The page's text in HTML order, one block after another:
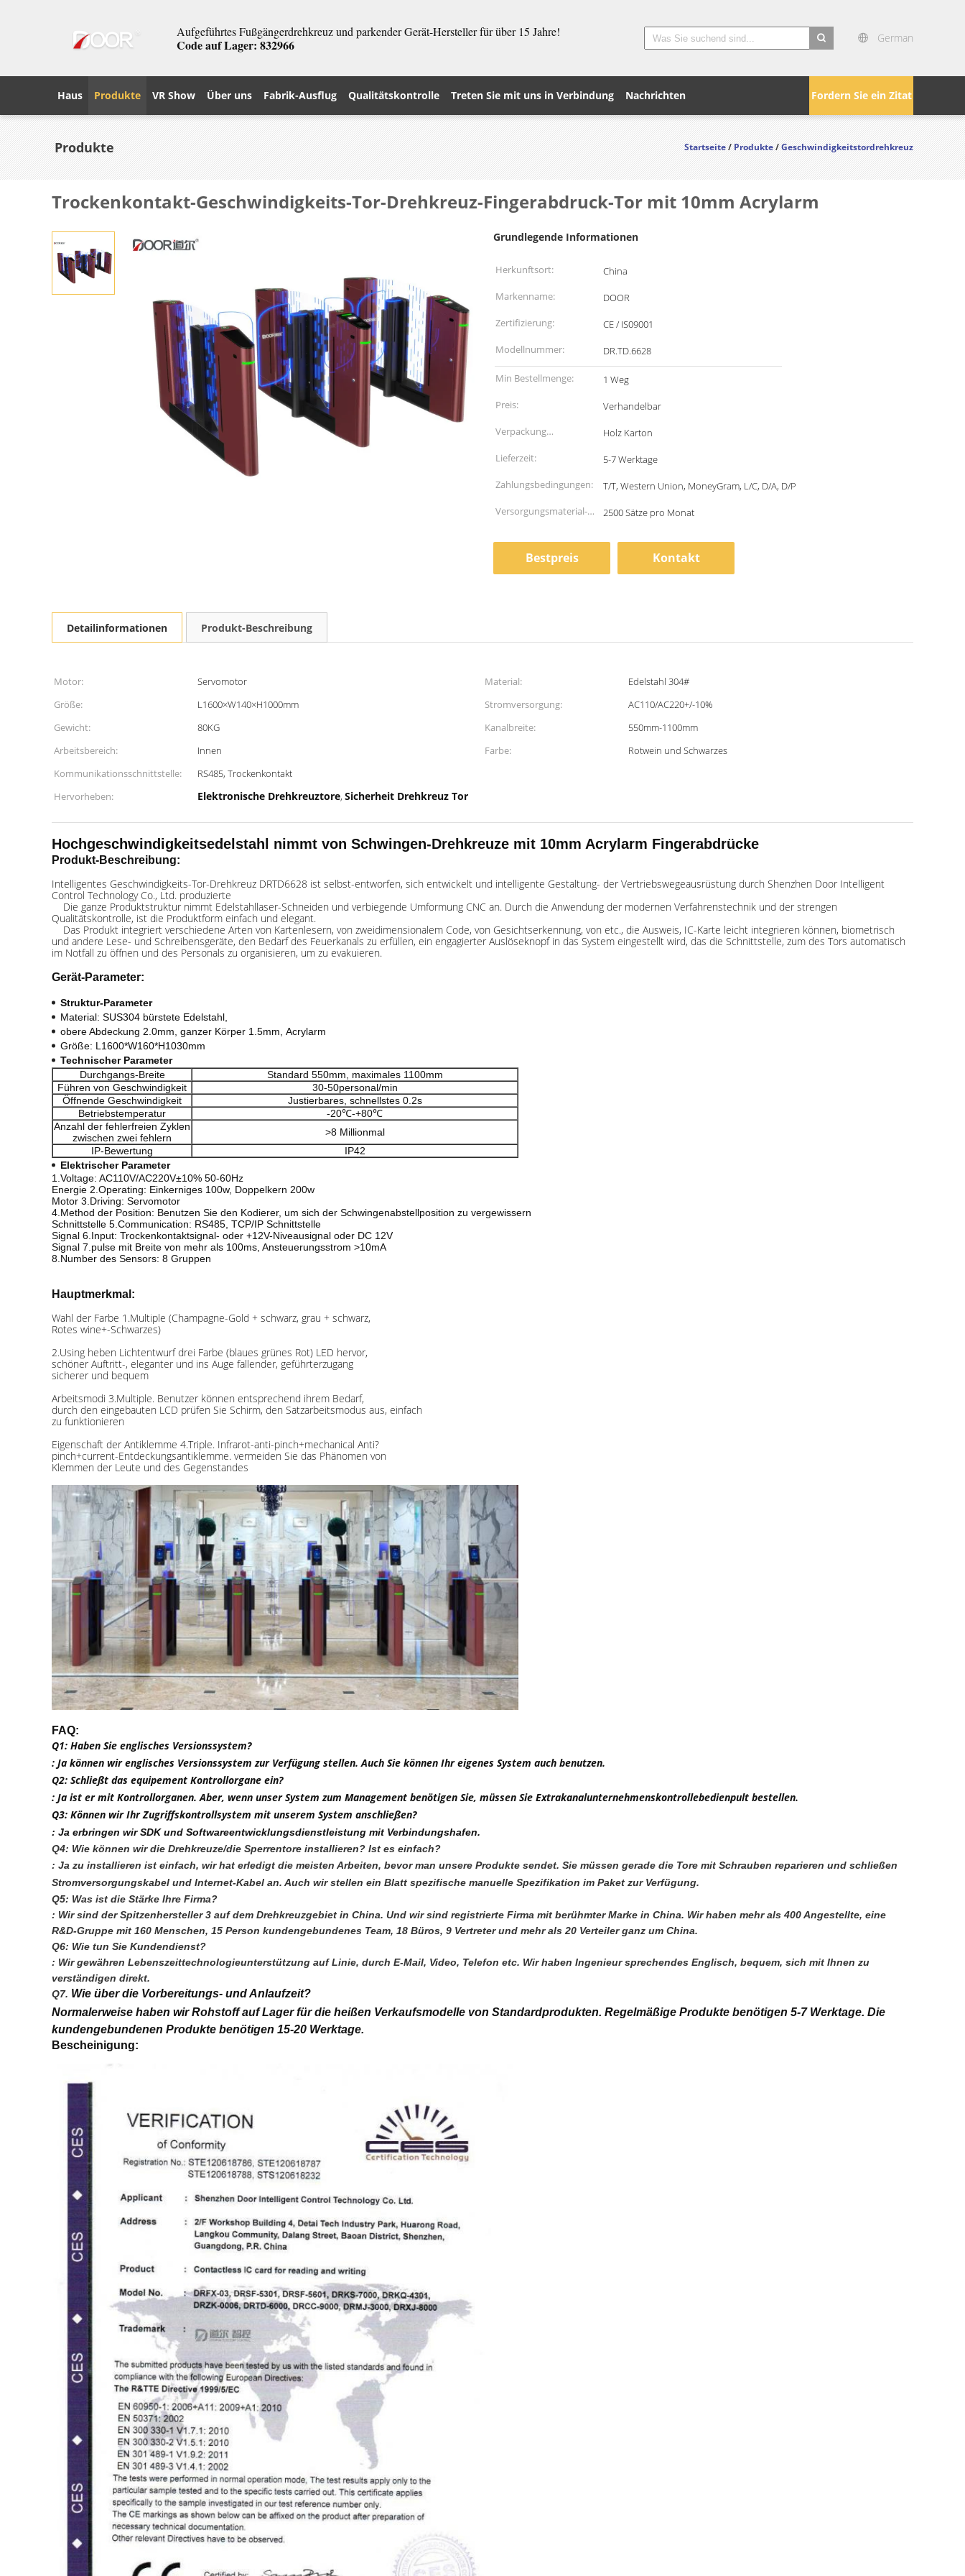
Aufgeführtes Fußgängerdrehkreuz und parkender Gerät-Hersteller für über 15 Jahre!
Code auf Lager: 832966 German
Fordern Sie ein Zitat
Haus Produkte VR Show Über uns Fabrik-Ausflug Qualitätskontrolle Treten Sie mit uns in Verbindung Nachrichten
Produkte Startseite/Produkte/Geschwindigkeitstordrehkreuz
Trockenkontakt-Geschwindigkeits-Tor-Drehkreuz-Fingerabdruck-Tor mit 10mm Acrylarm
Grundlegende Informationen
Herkunftsort:
China
Markenname:
DOOR
Zertifizierung:
CE / IS09001
Modellnummer:
DR.TD.6628
Min Bestellmenge:
1 Weg
Preis:
Verhandelbar
Verpackung
Informationen:
Holz Karton
Lieferzeit:
5-7 Werktage
Zahlungsbedingungen:
T/T, Western Union, MoneyGram, L/C, D/A, D/P
Versorgungsmaterial-
2500 Sätze pro Monat
Bestpreis Kontakt
Detailinformationen Produkt-Beschreibung
Motor: Servomotor Material:
Edelstahl 304#
Größe:
L1600×W140×H1000mm Stromversorgung:
AC110/AC220+/-10%
Gewicht:
80KG Kanalbreite:
550mm-1100mm
Arbeitsbereich:
Innen Farbe:
Rotwein und Schwarzes
Kommunikationsschnittstelle:
RS485, Trockenkontakt
Hervorheben:
Elektronische Drehkreuztore, Sicherheit Drehkreuz Tor
Hochgeschwindigkeitsedelstahl nimmt von Schwingen-Drehkreuze mit 10mm Acrylarm Fingerabdrücke
Produkt-Beschreibung:
Intelligentes Geschwindigkeits-Tor-Drehkreuz DRTD6628 ist selbst-entworfen, sich entwickelt und intelligente Gestaltung- der Vertriebswegeausrüstung durch Shenzhen Door Intelligent
Control Technology Co., Ltd. produzierte
Die ganze Produktstruktur nimmt Edelstahllaser-Schneiden und verbiegende Umformung CNC an. Durch die Anwendung der modernen Verfahrenstechnik und der strengen
Qualitätskontrolle, ist die Produktform einfach und elegant.
Das Produkt integriert verschiedene Arten von Kartenlesern, von zweidimensionalem Code, von Gesichtserkennung, von etc., die Ausweis, IC-Karte leicht integrieren können, biometrisch
und andere Lese- und Schreibensgeräte, den Bedarf des Feuerkanals zu erfüllen, ein engagierter Auslöseknopf in das System eingestellt wird, das die Schnittstelle, zum des Tors automatisch
im Notfall zu öffnen und des Personals zu organisieren, um zu evakuieren.
Gerät-Parameter:
Struktur-Parameter
Material: SUS304 bürstete Edelstahl,
obere Abdeckung 2.0mm, ganzer Körper 1.5mm, Acrylarm
Größe: L1600*W160*H1030mm
Technischer Parameter
Durchgangs-Breite
Standard 550mm, maximales 1100mm
Führen von Geschwindigkeit
30-50personal/min
Öffnende Geschwindigkeit
Justierbares, schnellstes 0.2s
Betriebstemperatur
-20℃-+80℃
Anzahl der fehlerfreien Zyklen
zwischen zwei fehlern
>8 Millionmal
IP-Bewertung
IP42
Elektrischer Parameter
1.Voltage: AC110V/AC220V±10% 50-60Hz
Energie 2.Operating: Einkerniges 100w, Doppelkern 200w
Motor 3.Driving: Servomotor
4.Method der Position: Benutzen Sie den Kodierer, um sich der Schwingenabstellposition zu vergewissern
Schnittstelle 5.Communication: RS485, TCP/IP Schnittstelle
Signal 6.Input: Trockenkontaktsignal- oder +12V-Niveausignal oder DC 12V
Signal 7.pulse mit Breite von mehr als 100ms, Ansteuerungsstrom >10mA
8.Number des Sensors: 8 Gruppen
Hauptmerkmal:
Wahl der Farbe 1.Multiple (Champagne-Gold + schwarz, grau + schwarz,
Rotes wine+-Schwarzes)
2.Using heben Lichtentwurf drei Farbe (blaues grünes Rot) LED hervor,
schöner Auftritt-, eleganter und ins Auge fallender, geführterzugang
sicherer und bequem
Arbeitsmodi 3.Multiple. Benutzer können entsprechend ihrem Bedarf,
durch den eingebauten LCD prüfen Sie Schirm, den Satzarbeitsmodus aus, einfach
zu funktionieren
Eigenschaft der Antiklemme 4.Triple. Infrarot-anti-pinch+mechanical Anti?
pinch+current-Entdeckungsantiklemme. vermeiden Sie das Phänomen von
Klemmen der Leute und des Gegenstandes
FAQ:
Q1: Haben Sie englisches Versionssystem?
: Ja können wir englisches Versionssystem zur Verfügung stellen. Auch Sie können Ihr eigenes System auch benutzen.
Q2: Schließt das equipement Kontrollorgane ein?
: Ja ist er mit Kontrollorganen. Aber, wenn unser System zum Management benötigen Sie, müssen Sie Extrakanalunternehmenskontrollebedienpult bestellen.
Q3: Können wir Ihr Zugriffskontrollsystem mit unserem System anschließen?
: Ja erbringen wir SDK und Softwareentwicklungsdienstleistung mit Verbindungshafen.
Q4: Wie können wir die Drehkreuze/die Sperrentore installieren? Ist es einfach?
: Ja zu installieren ist einfach, wir hat erledigt die meisten Arbeiten, bevor man unsere Produkte sendet. Sie müssen gerade die Tore mit Schrauben reparieren und schließen
Stromversorgungskabel und Internet-Kabel an. Auch wir stellen ein Blatt spezifische manuelle Spezifikation im Paket zur Verfügung.
Q5: Was ist die Stärke Ihre Firma?
: Wir sind der Spitzenhersteller 3 auf dem Drehkreuzgebiet in China. Und wir sind registrierte Firma mit berühmter Marke in China. Wir haben mehr als 400 Angestellte, eine
R&D-Gruppe mit 160 Menschen, 15 Person kundengebundenes Team, 18 Büros, 9 Vertreter und mehr als 20 Verteiler ganz um China.
Q6: Wie tun Sie Kundendienst?
: Wir gewähren Lebenszeittechnologieunterstützung auf Linie, durch E-Mail, Video, Telefon etc. Wir haben Ingenieur sprechendes Englisch, bequem, sich mit Ihnen zu
verständigen direkt.
Q7. Wie über die Vorbereitungs- und Anlaufzeit?
Normalerweise haben wir Rohstoff auf Lager für die heißen Verkaufsmodelle von Standardprodukten. Regelmäßige Produkte benötigen 5-7 Werktage. Die
kundengebundenen Produkte benötigen 15-20 Werktage.
Bescheinigung: